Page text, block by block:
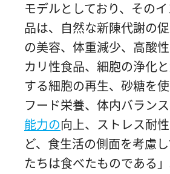
モデルとしており、その
品は、自然な新陳代謝の
の美容、体重減少、高酸
カリ性食品、細胞の浄化
する細胞の再生、砂糖を
フード栄養、体内バランス
能力の向上、ストレス耐
ど、食生活の側面を考慮
たちは食べたものである